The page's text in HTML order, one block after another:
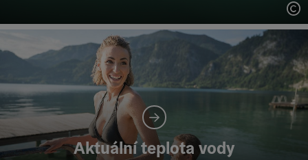
Aktuální teplota vody